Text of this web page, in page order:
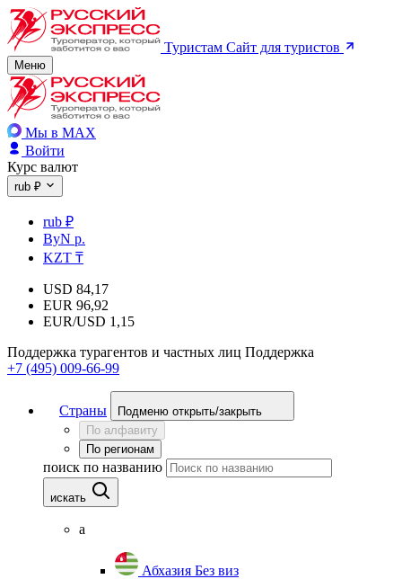
Туристам Сайт для туристов
Меню
Мы в MAX
Войти
Курс валют
rub ₽
rub ₽
ByN р.
KZT ₸
USD 84,17
EUR 96,92
EUR/USD 1,15
Поддержка турагентов и частных лиц Поддержка
+7 (495) 009-66-99
Страны
Подменю открыть/закрыть
По алфавиту
По регионам
поиск по названию
искать
а
Абхазия Без виз